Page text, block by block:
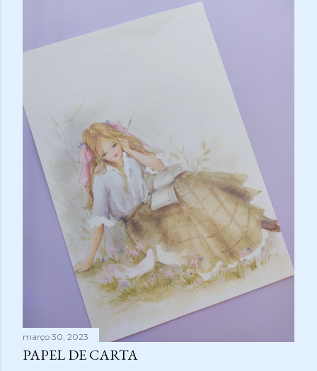
março 30, 2023
PAPEL DE CARTA